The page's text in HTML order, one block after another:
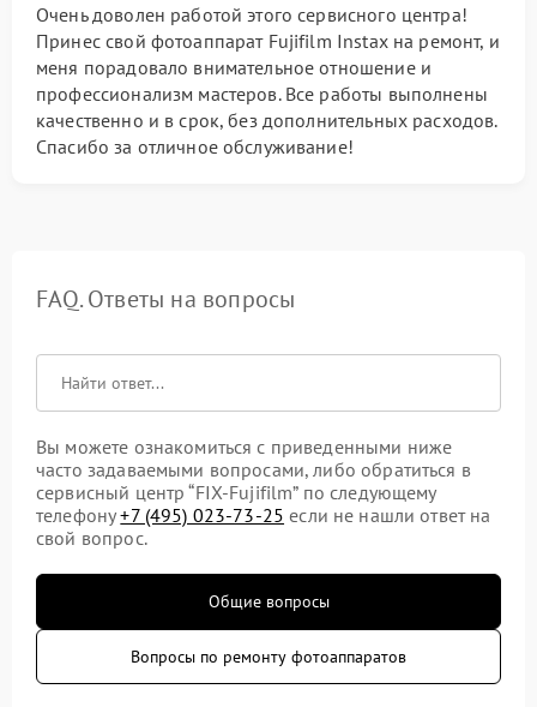
Очень доволен работой этого сервисного центра!
Принес свой фотоаппарат Fujifilm Instax на ремонт, и
меня порадовало внимательное отношение и
профессионализм мастеров. Все работы выполнены
качественно и в срок, без дополнительных расходов.
Спасибо за отличное обслуживание!
FAQ. Ответы на вопросы
Вы можете ознакомиться с приведенными ниже
часто задаваемыми вопросами, либо обратиться в
сервисный центр “FIX-Fujifilm” по следующему
телефону+7 (495) 023-73-25 если не нашли ответ на
свой вопрос.
Общие вопросы
Вопросы по ремонту фотоаппаратов